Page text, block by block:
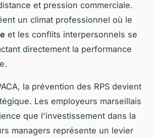
et pression commerciale.
un climat professionnel où le
et les conflits interpersonnels se
directement la performance
la prévention des RPS devient
Les employeurs marseillais
que l'investissement dans la
managers représente un levier